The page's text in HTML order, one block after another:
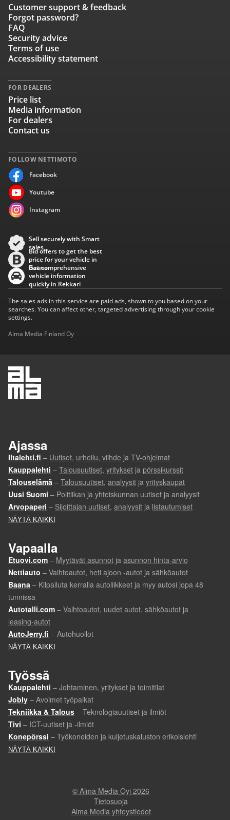
FOLLOW NETTIMOTO
Facebook
Youtube
Instagram
Customer support & feedback
Forgot password?
FAQ
Security advice
Terms of use
Accessibility statement
FOR DEALERS
Price list
Media information
For dealers
Contact us
Sell securely with Smart
sales
Bid offers to get the best
price for your vehicle in
Baana
Get comprehensive
vehicle information
quickly in Rekkari
The sales ads in this service are paid ads, shown to you based on your
searches. You can affect other, targeted advertising through your cookie
settings.
Alma Media Finland Oy